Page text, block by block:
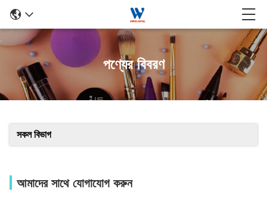
পণ্যের বিবরণ
সকল বিভাগ
আমাদের সাথে যোগাযোগ করুন